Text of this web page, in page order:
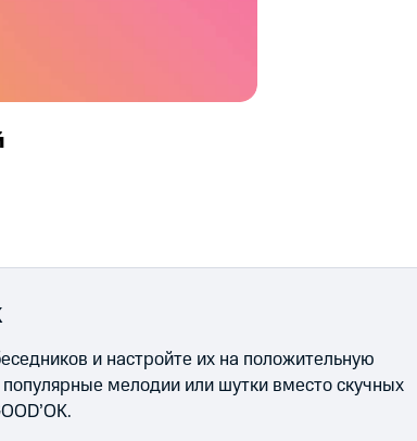
и настройте их на положительную
популярные мелодии или шутки вместо скучных